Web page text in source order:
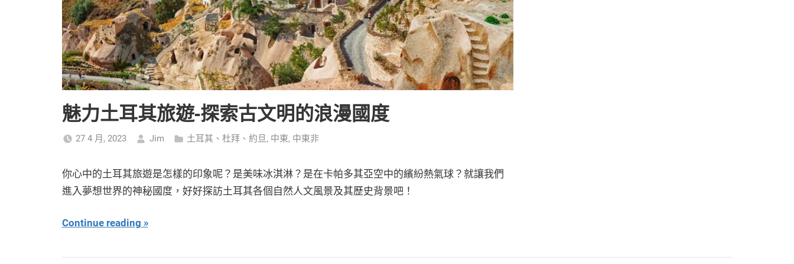
魅力土耳其旅遊-探索古文明的浪漫國度
27 4 月, 2023 Jim 土耳其、杜拜、約旦 , 中東, 中東非
你心中的土耳其旅遊是怎樣的印象呢？是美味冰淇淋？是在卡帕多其亞空中的繽紛熱氣球？就讓我們
進入夢想世界的神秘國度，好好探訪土耳其各個自然人文風景及其歷史背景吧！
Continue reading